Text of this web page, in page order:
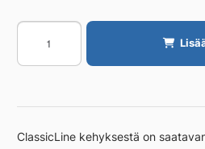
Kehys
Unidrain
1200/12
vapaasti
määrä
ClassicLine kehyksestä on